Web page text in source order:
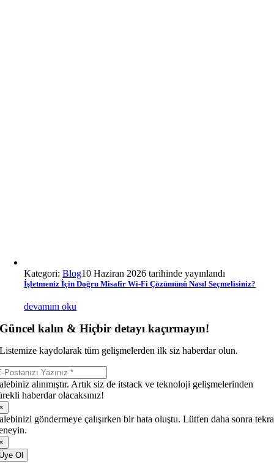
Kategori:Blog10 Haziran 2026 tarihinde yayınlandı
İşletmeniz İçin Doğru Misafir Wi-Fi Çözümünü Nasıl Seçmelisiniz?
devamını oku
Güncel kalın & Hiçbir detayı kaçırmayın!
Listemize kaydolarak tüm gelişmelerden ilk siz haberdar olun.
alınmıştır. Artık siz de itstack ve teknoloji gelişmelerinden
haberdar olacaksınız!
göndermeye çalışırken bir hata oluştu. Lütfen daha sonra
Ol